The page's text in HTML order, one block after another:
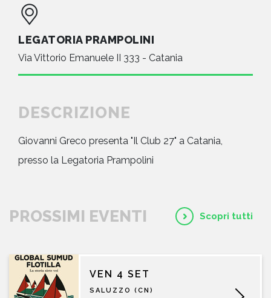
LEGATORIA PRAMPOLINI
Via Vittorio Emanuele II 333 - Catania
DESCRIZIONE
Giovanni Greco presenta "Il Club 27" a Catania,
presso la Legatoria Prampolini
PROSSIMI EVENTI Scopri tutti
VEN 4 SET
SALUZZO (CN)